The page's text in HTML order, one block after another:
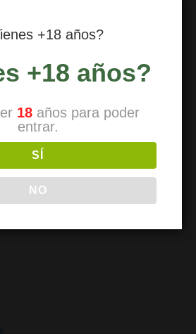
+18 años?
18 años para poder
entrar.
SÍ
NO